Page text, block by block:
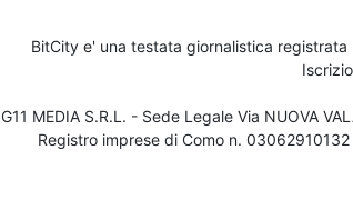
BitCity e' una testata giornalistica
G11 MEDIA S.R.L. - Sede Legale Via NUOVA
Registro imprese di Como n. 03062910132